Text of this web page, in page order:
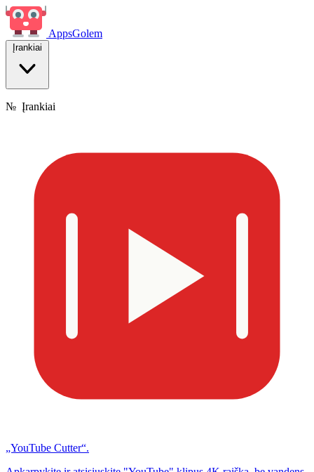
AppsGolem
Įrankiai
№ Įrankiai
„YouTube Cutter“.